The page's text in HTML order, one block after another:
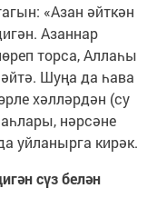
«Азан әйткән
Азаннар
торса, Аллаһы
Шуңа да һава
хәлләрдән (су
нәрсәне
уйланырга кирәк.
сүз белән